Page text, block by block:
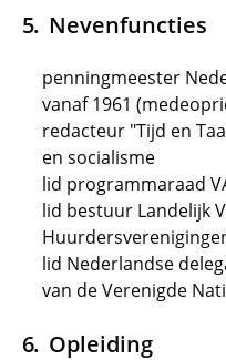
Nevenfuncties
penningmeester
vanaf 1961
redacteur "Tijd en
en socialisme
lid programmaraad
lid bestuur Landelijk
lid Nederlandse
van de Verenigde
Opleiding